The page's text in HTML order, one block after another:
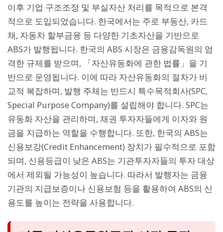
이후 기업 구조조정 및 부실자산 처리를 목적으로 본격
적으로 도입되었습니다. 한국에서는 주로 부동산, 카드
채, 자동차 할부금융 등 다양한 기초자산을 기반으로
ABS가 발행됩니다. 한국의 ABS 시장은 금융감독원의 엄
격한 규제를 받으며, 「자산유동화에 관한 법률」을 기
반으로 운영됩니다. 이에 따라 자산유동화의 절차가 비
교적 복잡하며, 발행 주체는 반드시 특수목적회사(SPC,
Special Purpose Company)를 설립해야 합니다. SPC는
유동화 자산을 관리하며, 채권 투자자들에게 이자와 원
금을 지급하는 역할을 수행합니다. 또한, 한국의 ABS는
신용보강(Credit Enhancement) 장치가 필수적으로 포함
되며, 신용등급이 낮은 ABS는 기관투자자들의 투자 대상
에서 제외될 가능성이 높습니다. 따라서 발행자는 금융
기관의 지급보증이나 신용보험 등을 활용하여 ABS의 신
용도를 높이는 전략을 사용합니다.